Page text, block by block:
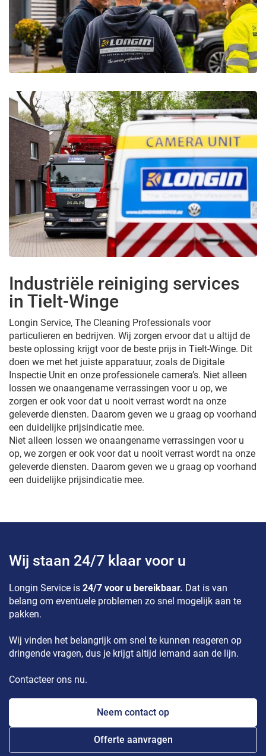
Industriële reiniging services
in Tielt-Winge
Longin Service, The Cleaning Professionals voor
particulieren en bedrijven. Wij zorgen ervoor dat u altijd de
beste oplossing krijgt voor de beste prijs in Tielt-Winge. Dit
doen we met het juiste apparatuur, zoals de Digitale
Inspectie Unit en onze professionele camera’s. Niet alleen
lossen we onaangename verrassingen voor u op, we
zorgen er ook voor dat u nooit verrast wordt na onze
geleverde diensten. Daarom geven we u graag op voorhand
een duidelijke prijsindicatie mee.
Niet alleen lossen we onaangename verrassingen voor u
op, we zorgen er ook voor dat u nooit verrast wordt na onze
geleverde diensten. Daarom geven we u graag op voorhand
een duidelijke prijsindicatie mee.
Wij staan 24/7 klaar voor u
Longin Service is 24/7 voor u bereikbaar. Dat is van
belang om eventuele problemen zo snel mogelijk aan te
pakken.
Wij vinden het belangrijk om snel te kunnen reageren op
dringende vragen, dus je krijgt altijd iemand aan de lijn.
Contacteer ons nu.
Neem contact op
Offerte aanvragen